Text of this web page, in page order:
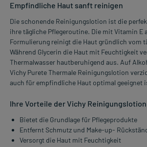
Empfindliche Haut sanft reinigen
Die schonende Reinigungslotion ist die
ihre tägliche Pflegeroutine. Die mit Vitamin E
Formulierung reinigt die Haut gründlich vom
Während Glycerin die Haut mit Feuchtigkeit
Thermalwasser hautberuhigend aus. Auf
Vichy Purete Thermale Reinigungslotion
auch für empfindliche Haut optimal geeignet
Ihre Vorteile der Vichy
Bietet die Grundlage für Pflegeprodukte
Entfernt Schmutz und Make-up-
Versorgt die Haut mit Feuchtigkeit